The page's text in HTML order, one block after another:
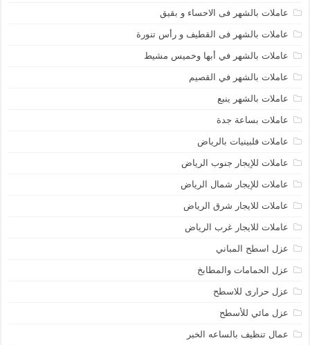
عاملات بالشهر فى الاحساء و بقيق
عاملات بالشهر فى القطيف و رأس تنورة
عاملات بالشهر في أبها وخميس مشيط
عاملات بالشهر في القصيم
عاملات بالشهر ينبع
عاملات بساعة جدة
عاملات فلبينيات بالرياض
عاملات للإيجار جنوب الرياض
عاملات للإيجار شمال الرياض
عاملات للايجار شرق الرياض
عاملات للايجار غرب الرياض
عزل اسطح المباني
عزل الحمامات والمطابخ
عزل حرارى للاسطح
عزل مائي للأسطح
عمال تنظيف بالساعه الخبر